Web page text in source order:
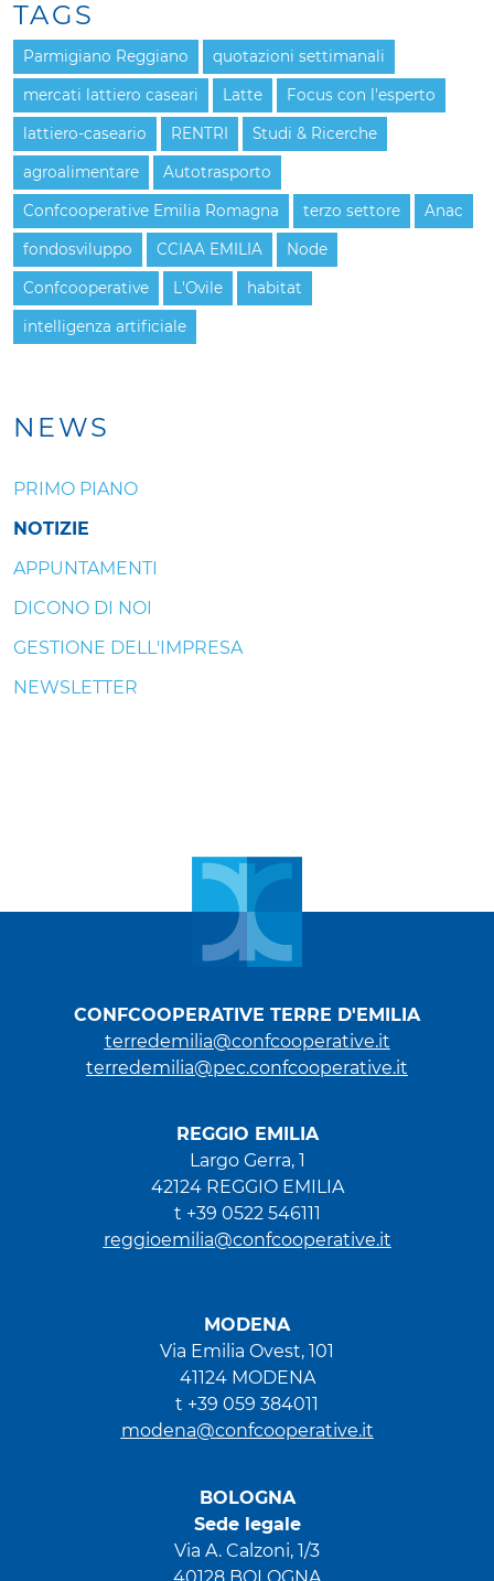
NEWS
PRIMO PIANO
NOTIZIE
APPUNTAMENTI
DICONO DI NOI
GESTIONE DELL'IMPRESA
NEWSLETTER
TAGS
Parmigiano Reggiano quotazioni settimanali
mercati lattiero caseari Latte Focus con l'esperto
lattiero-caseario RENTRI Studi & Ricerche
agroalimentare Autotrasporto
Confcooperative Emilia Romagna terzo settore Anac
fondosviluppo CCIAA EMILIA Node
Confcooperative L'Ovile habitat
intelligenza artificiale
CONFCOOPERATIVE TERRE D'EMILIA
terredemilia@confcooperative.it
terredemilia@pec.confcooperative.it
REGGIO EMILIA
Largo Gerra, 1
42124 REGGIO EMILIA
t +39 0522 546111
reggioemilia@confcooperative.it
MODENA
Via Emilia Ovest, 101
41124 MODENA
t +39 059 384011
modena@confcooperative.it
BOLOGNA
Sede legale
Via A. Calzoni, 1/3